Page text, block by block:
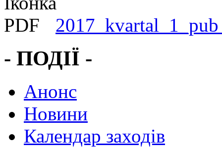
- ПОДІЇ -
Анонс
Новини
Календар заходів